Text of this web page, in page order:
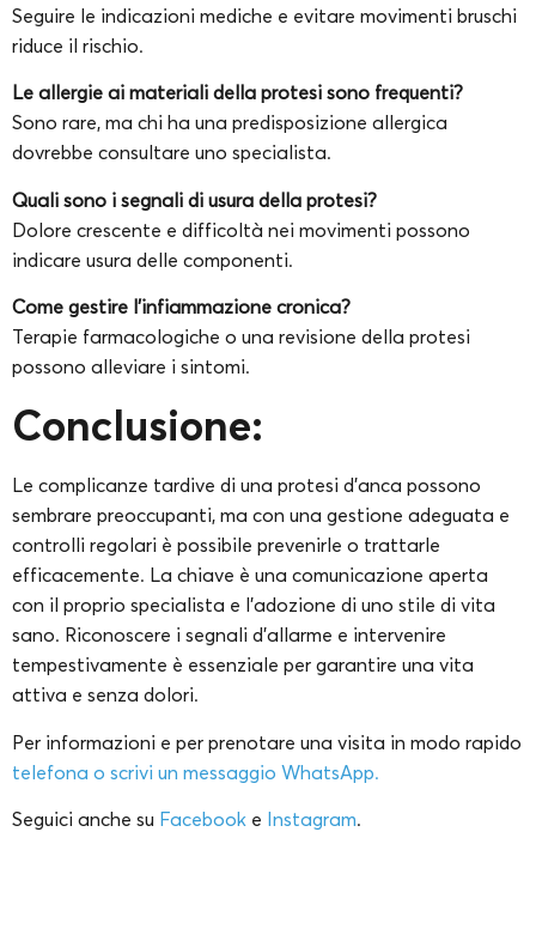
Seguire le indicazioni mediche e evitare movimenti bruschi
riduce il rischio.
Le allergie ai materiali della protesi sono frequenti?
Sono rare, ma chi ha una predisposizione allergica
dovrebbe consultare uno specialista.
Quali sono i segnali di usura della protesi?
Dolore crescente e difficoltà nei movimenti possono
indicare usura delle componenti.
Come gestire l’infiammazione cronica?
Terapie farmacologiche o una revisione della protesi
possono alleviare i sintomi.
Conclusione:
Le complicanze tardive di una protesi d’anca possono
sembrare preoccupanti, ma con una gestione adeguata e
controlli regolari è possibile prevenirle o trattarle
efficacemente. La chiave è una comunicazione aperta
con il proprio specialista e l’adozione di uno stile di vita
sano. Riconoscere i segnali d’allarme e intervenire
tempestivamente è essenziale per garantire una vita
attiva e senza dolori.
Per informazioni e per prenotare una visita in modo rapido
telefona o scrivi un messaggio WhatsApp.
Seguici anche su Facebook e Instagram.